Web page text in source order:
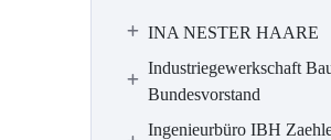
INA NESTER HAARE
Industriegewerkschaft
Bundesvorstand
Ingenieurbüro IBH